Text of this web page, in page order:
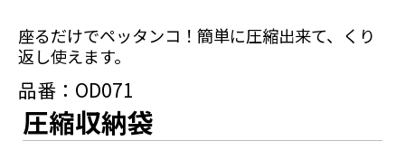
座るだけでペッタンコ！簡単に圧縮出来て、くり
返し使えます。
品番：OD071
圧縮収納袋